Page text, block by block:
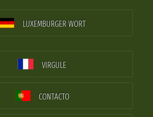
LUXEMBURGER WORT
VIRGULE
CONTACTO